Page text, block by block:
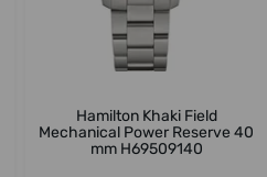
Hamilton Khaki Field
Mechanical Power Reserve 40
mm H69509140